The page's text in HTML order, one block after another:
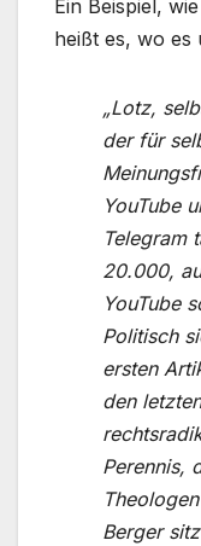
Ein Beispiel,
heißt es, wo es
„Lotz,
der für
YouTube
Telegram
20.000,
YouTube
Politisch
ersten
den
Perennis,
Berger